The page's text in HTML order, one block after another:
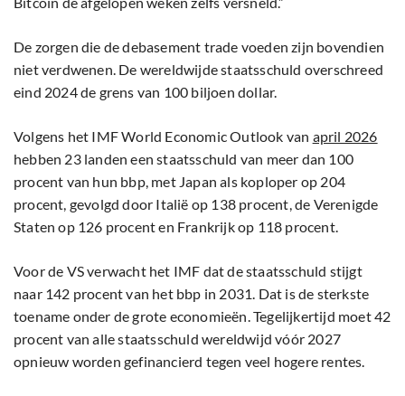
De zorgen die de debasement trade voeden zijn bovendien
niet verdwenen. De wereldwijde staatsschuld overschreed
eind 2024 de grens van 100 biljoen dollar.
Volgens het IMF World Economic Outlook van april 2026
hebben 23 landen een staatsschuld van meer dan 100
procent van hun bbp, met Japan als koploper op 204
procent, gevolgd door Italië op 138 procent, de Verenigde
Staten op 126 procent en Frankrijk op 118 procent.
Voor de VS verwacht het IMF dat de staatsschuld stijgt
naar 142 procent van het bbp in 2031. Dat is de sterkste
toename onder de grote economieën. Tegelijkertijd moet 42
procent van alle staatsschuld wereldwijd vóór 2027
opnieuw worden gefinancierd tegen veel hogere rentes.